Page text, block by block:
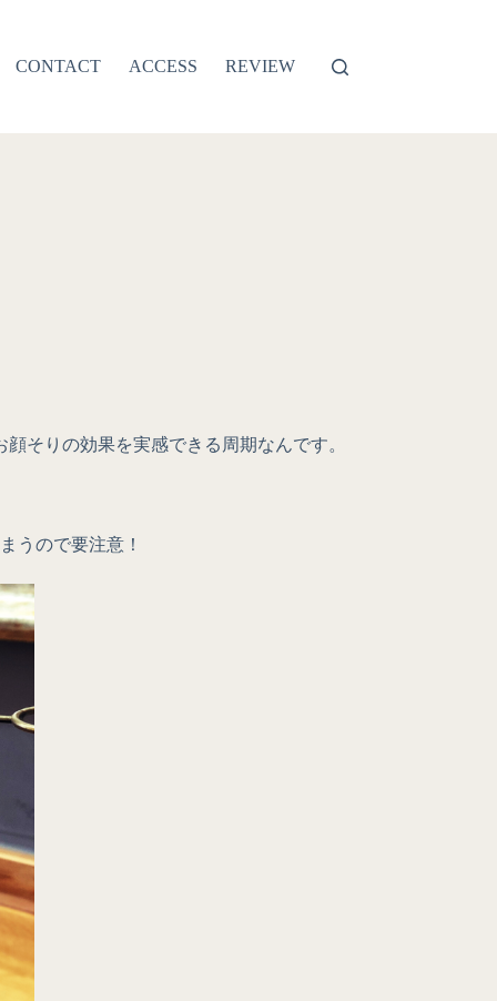
CONTACT ACCESS REVIEW
そりの効果を実感できる周期なんです。
うので要注意！